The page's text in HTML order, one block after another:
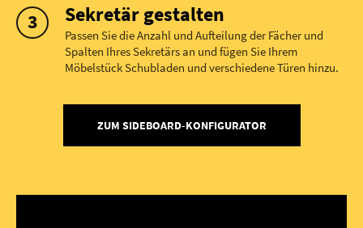
Sekretär gestalten
Passen Sie die Anzahl und Aufteilung der Fächer und
Spalten Ihres Sekretärs an und fügen Sie Ihrem
Möbelstück Schubladen und verschiedene Türen hinzu.
ZUM SIDEBOARD-KONFIGURATOR